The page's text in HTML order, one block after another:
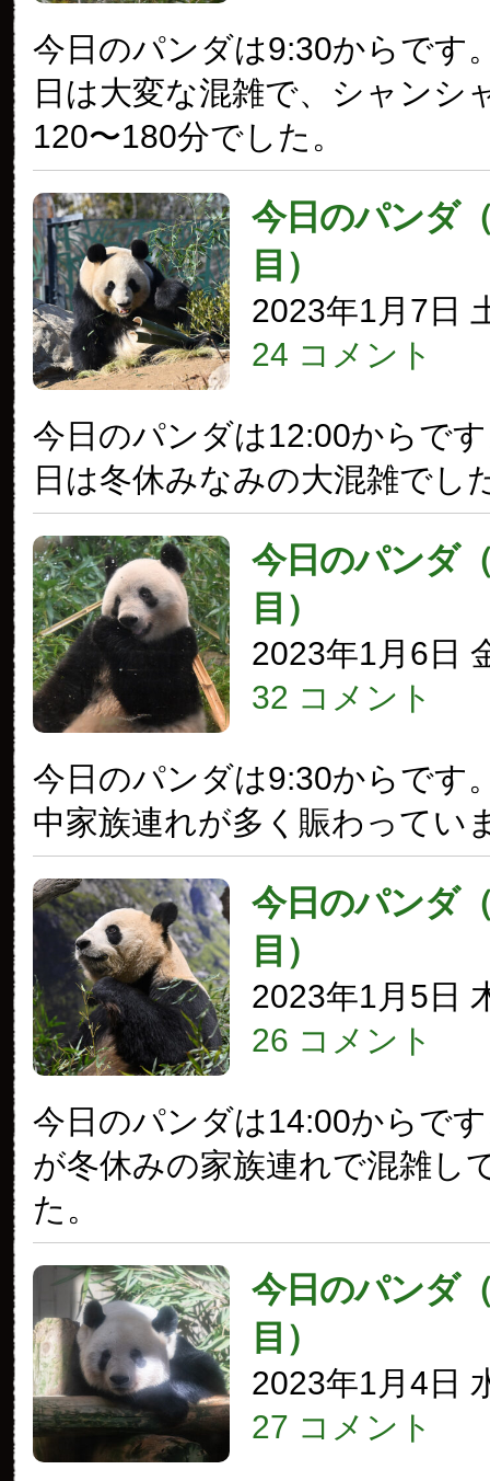
今日のパンダは9:30からです
日は大変な混雑で、シャンシ
120〜180分でした。
今日のパンダ
目）
2023年1月7日
24 コメント
今日のパンダは12:00からで
日は冬休みなみの大混雑でし
今日のパンダ
目）
2023年1月6日
32 コメント
今日のパンダは9:30からです
中家族連れが多く賑わってい
今日のパンダ
目）
2023年1月5日
26 コメント
今日のパンダは14:00からで
が冬休みの家族連れで混雑し
た。
今日のパンダ
目）
2023年1月4日
27 コメント